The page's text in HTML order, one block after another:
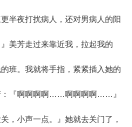
夜打扰病人，还对男病人的阳
美芳走过来靠近我，拉起我的
班。我就将手指，紧紧插入她的
：『啊啊啊啊……啊啊啊啊……』
，小声一点。』她就去关门了，